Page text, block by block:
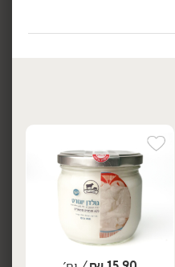
יוגורט חלבון בטעם וניל -
'muller'
200 גרם
3.95 ₪ ל-100 גרם
הוספה לסל